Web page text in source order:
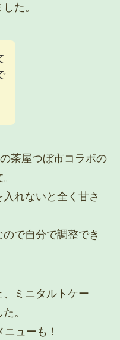
た。
茶屋つぼ市コラボの
れないと全く甘さ
で自分で調整でき
ミニタルトケー
。
ューも！